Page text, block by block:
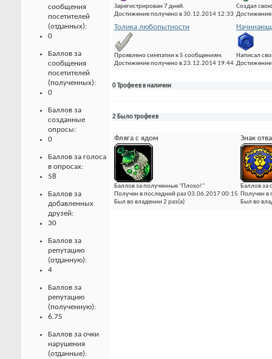
сообщения
посетителей
(отданных):
0
Баллов за
сообщения
посетителей
(полученных):
0
Баллов за
созданные
опросы:
0
Баллов за голоса
в опросах:
58
Баллов за
добавленных
друзей:
30
Баллов за
репутацию
(отданную):
4
Баллов за
репутацию
(полученную):
6.75
Баллов за очки
нарушения
(отданные):
Зарегистрирован 7 дней.
Достижение получено в 30.12.2014 12:33
Создал
Толика любопытности
Проявлено симпатии к 5 сообщениям.
Достижение получено в 23.12.2014 19:44
Написал
0 Трофеев в наличии
2 Было трофеев
Фляга с ядом
Баллов за полученные "Плохо!"
Получен в последний раз 03.06.2017 00:15
Был во владении 2 раз(а)
Знак
Баллов за
Получен в
Был во